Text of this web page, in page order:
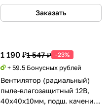
Заказать
1 190 ₽1 547 ₽ -23%
+ 59.5 Бонусных рублей
Вентилятор (радиальный)
пыле-влагозащитный 12В,
40х40х10мм, подш. качения,